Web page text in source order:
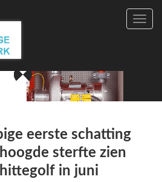
eerste schatting
sterfte zien
in juni